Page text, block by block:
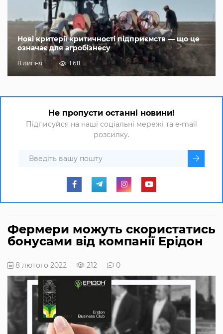
Нові критерії критичності підприємств — що це
означає для агробізнесу
8 липня 1 611
Не пропусти останні новини!
Підписуйся на наші соціальні мережі та e-mail
розсилку.
Фермери можуть скористатись
бонусами від компанії Ерідон
8 лютого 2022 212 0